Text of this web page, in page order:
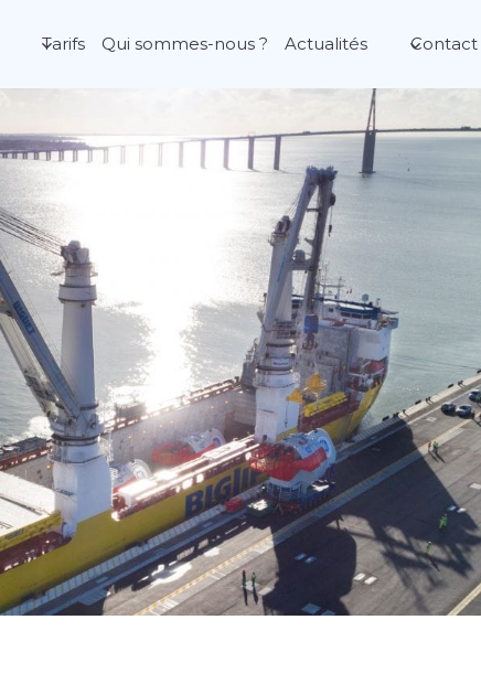
Tarifs Qui sommes-nous ? Actualités Contact